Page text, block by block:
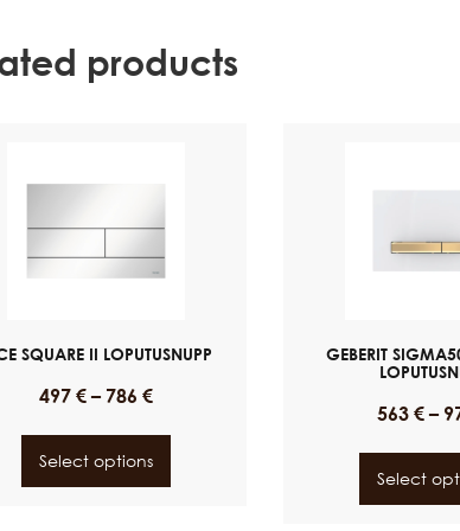
products
SQUARE II LOPUTUSNUPP
497 €– 786 €
Select options
GEBERIT
563 €–
Select